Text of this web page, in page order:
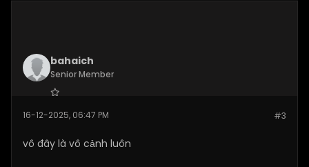
bahaich
Senior Member
Posts:263 #3
16-12-2025, 06:47 PM
vô đây là vô cảnh luôn